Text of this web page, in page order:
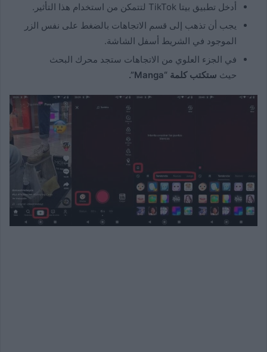
أدخل تطبيق بيتا TikTok لتتمكن من استخدام هذا التأثير.
يجب أن تذهب إلى قسم الاتجاهات بالضغط على نفس الزر
الموجود في الشريط أسفل الشاشة.
في الجزء العلوي من الاتجاهات ستجد محرك البحث
حيث ستكتب كلمة “Manga”.